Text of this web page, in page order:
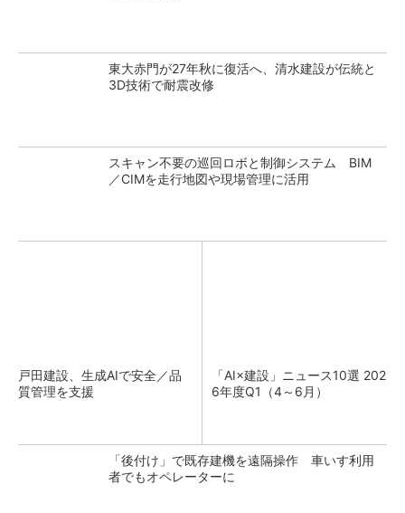
東大赤門が27年秋に復活へ、清水建設が伝統と
3D技術で耐震改修
スキャン不要の巡回ロボと制御システム BIM
／CIMを走行地図や現場管理に活用
戸田建設、生成AIで安全／品
質管理を支援
「AI×建設」ニュース10選 202
6年度Q1（4～6月）
「後付け」で既存建機を遠隔操作 車いす利用
者でもオペレーターに